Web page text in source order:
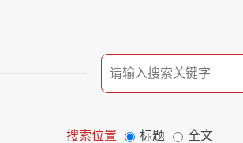
搜索位置 标题 全文